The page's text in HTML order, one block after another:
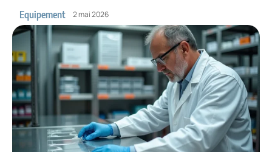
Equipement 2 mai 2026